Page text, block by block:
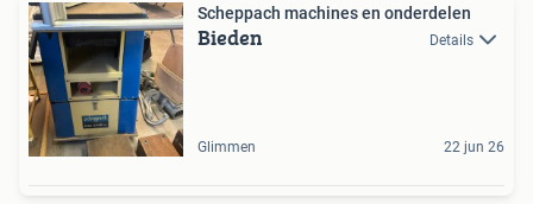
Scheppach machines en onderdelen
Bieden Details
Glimmen 22 jun 26